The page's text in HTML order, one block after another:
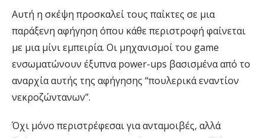
Αυτή η σκέψη προσκαλεί τους παίκτες σε μια
παράξενη αφήγηση όπου κάθε περιστροφή φαίνεται
με μια μίνι εμπειρία. Οι μηχανισμοί του game
ενσωματώνουν έξυπνα power-ups βασισμένα από το
αναρχία αυτής της αφήγησης “πουλερικά εναντίον
νεκροζώντανων”.
Όχι μόνο περιστρέφεσαι για ανταμοιβές, αλλά